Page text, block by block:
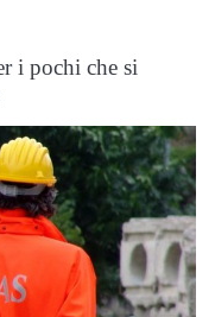
i pochi che si